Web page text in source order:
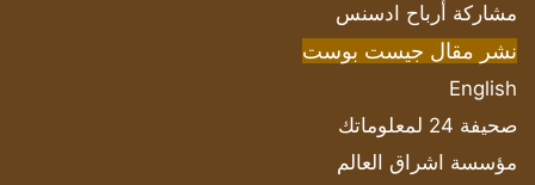
مشاركة أرباح ادسنس
نشر مقال جيست بوست
English
صحيفة 24 لمعلوماتك
مؤسسة اشراق العالم